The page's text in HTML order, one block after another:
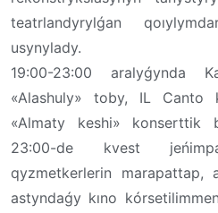
teatrlandyrylǵan
usynylady.
19:00-23:00 aralyǵynda
«Alashuly» toby, IL Canto
«Almaty keshi» konserttik
23:00-de kvest
qyzmetkerlerin marapattap,
astyndaǵy kıno